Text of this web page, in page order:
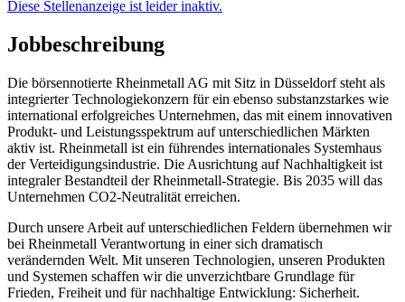
Diese Stellenanzeige ist leider inaktiv.
Jobbeschreibung
Die börsennotierte Rheinmetall AG mit Sitz in Düsseldorf steht als
integrierter Technologiekonzern für ein ebenso substanzstarkes wie
international erfolgreiches Unternehmen, das mit einem innovativen
Produkt- und Leistungsspektrum auf unterschiedlichen Märkten
aktiv ist. Rheinmetall ist ein führendes internationales Systemhaus
der Verteidigungsindustrie. Die Ausrichtung auf Nachhaltigkeit ist
integraler Bestandteil der Rheinmetall-Strategie. Bis 2035 will das
Unternehmen CO2-Neutralität erreichen.
Durch unsere Arbeit auf unterschiedlichen Feldern übernehmen wir
bei Rheinmetall Verantwortung in einer sich dramatisch
verändernden Welt. Mit unseren Technologien, unseren Produkten
und Systemen schaffen wir die unverzichtbare Grundlage für
Frieden, Freiheit und für nachhaltige Entwicklung: Sicherheit.